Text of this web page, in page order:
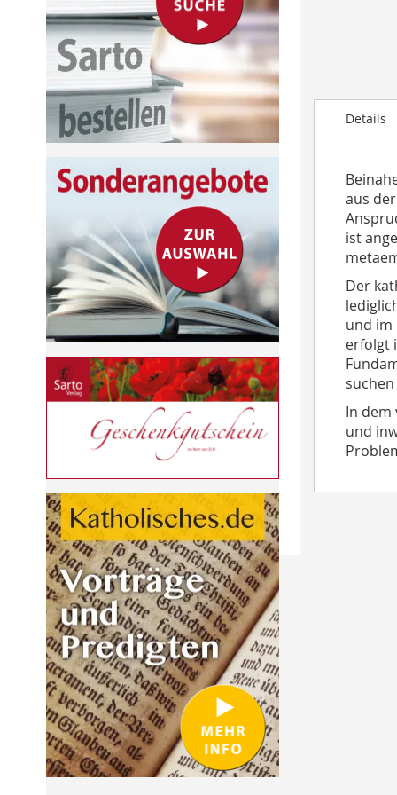
the
imagesDetails
aus
ist
Der
und im
erfolgt
In dem
und